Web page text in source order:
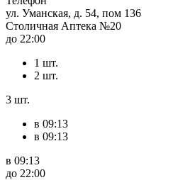
ул. Уманская, д. 54, пом 136
Столичная Аптека №20
до 22:00
1 шт.
2 шт.
3 шт.
в 09:13
в 09:13
в 09:13
до 22:00